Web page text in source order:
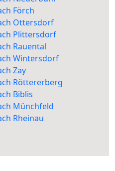
Förch
Ottersdorf
Plittersdorf
Rauental
Wintersdorf
Zay
Röttererberg
Biblis
Münchfeld
Rheinau